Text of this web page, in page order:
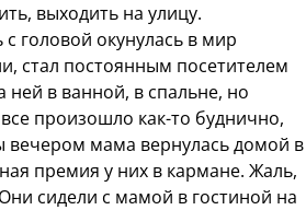
выходить на улицу.
головой окунулась в мир
стал постоянным посетителем
ней в ванной, в спальне, но
произошло как-то буднично,
вечером мама вернулась домой в
премия у них в кармане. Жаль,
сидели с мамой в гостиной на